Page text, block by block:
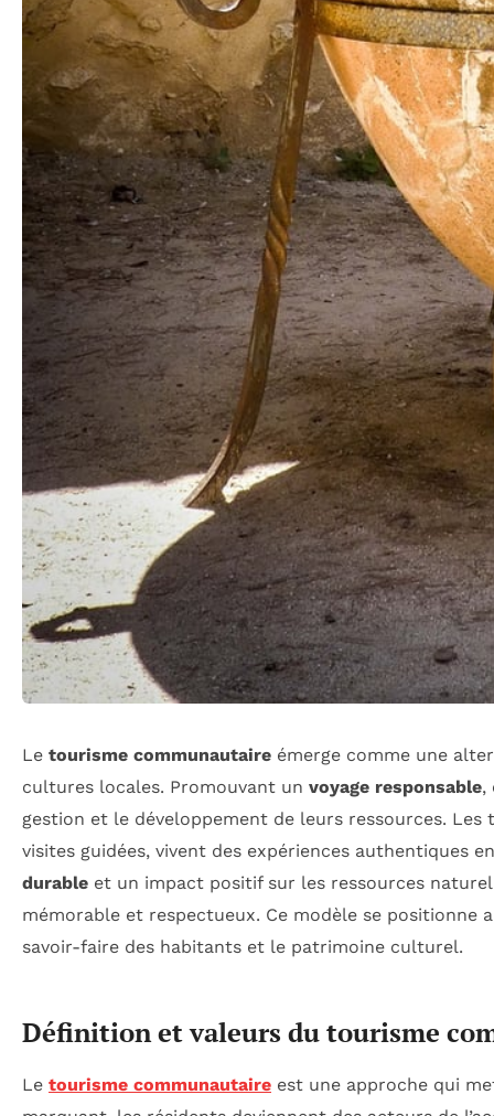
Le tourisme communautaire émerge comme une
cultures locales. Promouvant un voyage responsable,
gestion et le développement de leurs ressources.
visites guidées, vivent des expériences authentiques
durable et un impact positif sur les ressources
mémorable et respectueux. Ce modèle se
savoir-faire des habitants et le patrimoine culturel.
Définition et valeurs du tourisme
Le tourisme communautaire est une approche qui